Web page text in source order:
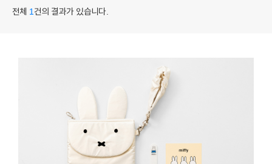
전체 1 건의 결과가 있습니다.